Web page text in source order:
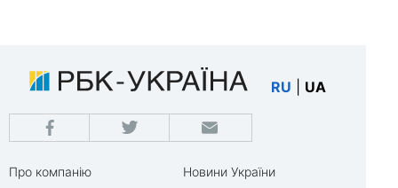
RU UA
Про компанію
Новини України